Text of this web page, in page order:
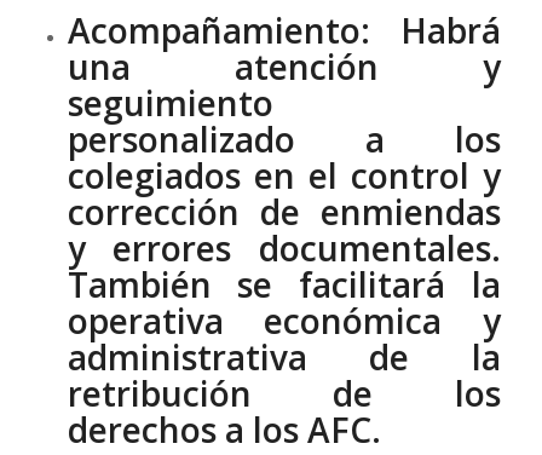
Acompañamiento: Habrá
una atención y
seguimiento
personalizado a los
colegiados en el control y
corrección de enmiendas
y errores documentales.
También se facilitará la
operativa económica y
administrativa de la
retribución de los
derechos a los AFC.